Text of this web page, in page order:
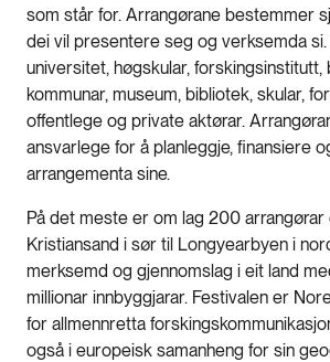
som står for. Arrangørane bestemmer
dei vil presentere seg og verksemda
universitet, høgskular, forskingsinstitutt,
kommunar, museum, bibliotek, skular,
offentlege og private aktørar.
ansvarlege for å planleggje, finansiere
arrangementa sine.
På det meste er om lag 200 arrangørar
Kristiansand i sør til Longyearbyen i
merksemd og gjennomslag i eit land
millionar innbyggjarar. Festivalen er
for allmennretta
også i europeisk samanheng for sin